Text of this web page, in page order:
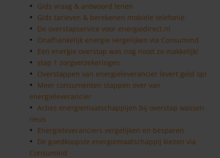
Gids vraag & antwoord lenen
Gids tarieven & berekenen mobiele telefonie
De overstapservice voor energiedirect.nl
Onafhankelijk energie vergelijken via Consumind
Een energie overstap was nog nooit zo makkelijk!
stap 1 zorgverzekeringen
Overstappen van energieleverancier levert geld op!
Meer consumenten stappen over van
energieleverancier
Acties energiemaatschappijen bij overstap wassen
neus
Energieleveranciers vergelijken en besparen
De goedkoopste energiemaatschappij kiezen via
Consumind